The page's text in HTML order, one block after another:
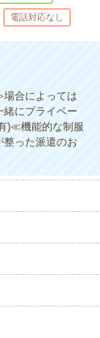
電話対応なし
合によっては
にプライベー
)≪機能的な制服
った派遣のお